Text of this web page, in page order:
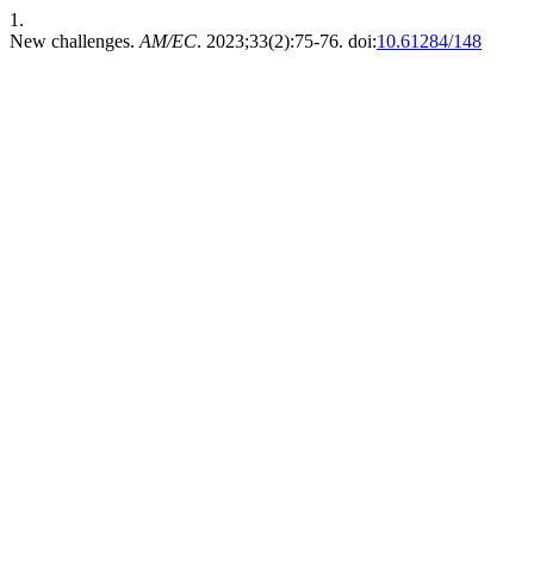
1.
New challenges. AM/EC. 2023;33(2):75-76. doi:10.61284/148